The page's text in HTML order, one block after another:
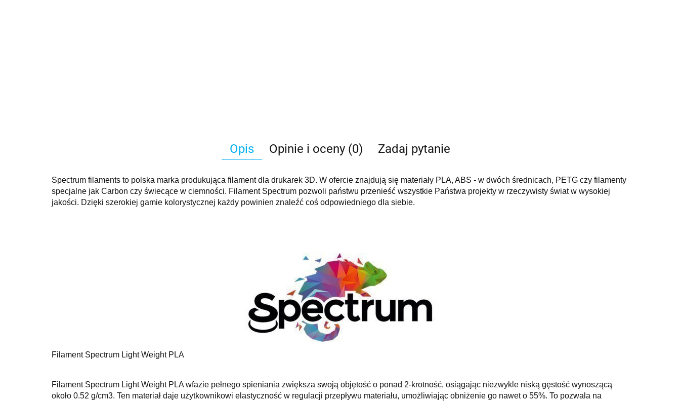
Opis Opinie i oceny (0) Zadaj pytanie
Spectrum filaments to polska marka produkująca filament dla drukarek 3D. W ofercie znajdują się materiały PLA, ABS - w dwóch średnicach, PETG czy filamenty
specjalne jak Carbon czy świecące w ciemności. Filament Spectrum pozwoli państwu przenieść wszystkie Państwa projekty w rzeczywisty świat w wysokiej
jakości. Dzięki szerokiej gamie kolorystycznej każdy powinien znaleźć coś odpowiedniego dla siebie.
Filament Spectrum Light Weight PLA
Filament Spectrum Light Weight PLA wfazie pełnego spieniania zwiększa swoją objętość o ponad 2-krotność, osiągając niezwykle niską gęstość wynoszącą
około 0.52 g/cm3. Ten materiał daje użytkownikowi elastyczność w regulacji przepływu materiału, umożliwiając obniżenie go nawet o 55%. To pozwala na